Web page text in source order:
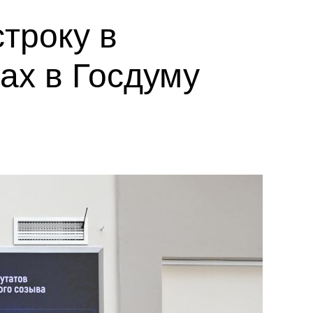
в
в Госдуму